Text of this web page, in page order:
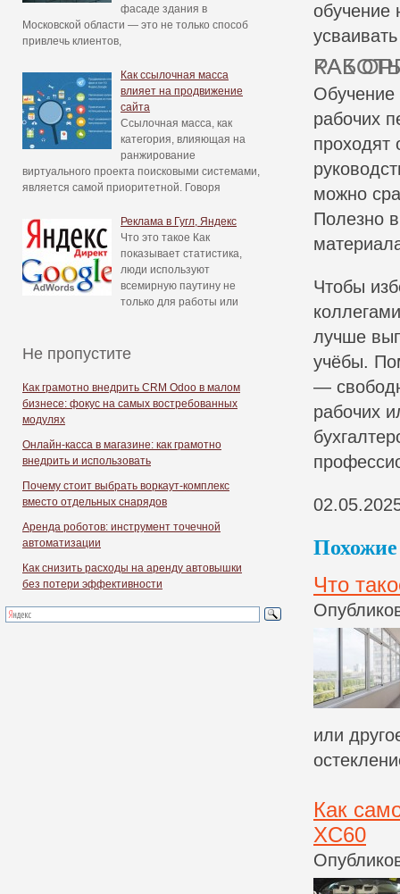
фасаде здания в
Московской области — это не только способ
привлечь клиентов,
Как ссылочная масса
влияет на продвижение
сайта
Ссылочная масса, как
категория, влияющая на
ранжирование
виртуального проекта поисковыми системами,
является самой приоритетной. Говоря
Реклама в Гугл, Яндекс
Что это такое Как
показывает статистика,
люди используют
всемирную паутину не
только для работы или
Не пропустите
Как грамотно внедрить CRM Odoo в малом
бизнесе: фокус на самых востребованных
модулях
Онлайн-касса в магазине: как грамотно
внедрить и использовать
Почему стоит выбрать воркаут-комплекс
вместо отдельных снарядов
Аренда роботов: инструмент точечной
автоматизации
Как снизить расходы на аренду автовышки
без потери эффективности
обучение
КАК ОРГАНИЗОВАТЬ УЧЁБУ БЕЗ УЩЕРБА ДЛЯ
Обучение
рабочих
проходят
можно
Полезно
Чтобы
лучше
учёбы.
—
рабочих
Похожие
Что
или
Как
XC60